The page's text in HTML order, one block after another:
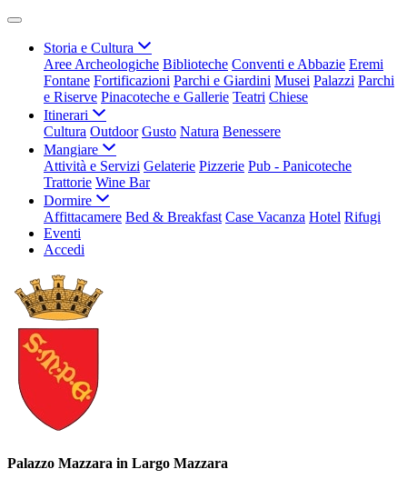
Storia e Cultura
Aree Archeologiche Biblioteche Conventi e Abbazie Eremi
Fontane Fortificazioni Parchi e Giardini Musei Palazzi Parchi
e Riserve Pinacoteche e Gallerie Teatri Chiese
Itinerari
Cultura Outdoor Gusto Natura Benessere
Mangiare
Attività e Servizi Gelaterie Pizzerie Pub - Panicoteche
Trattorie Wine Bar
Dormire
Affittacamere Bed & Breakfast Case Vacanza Hotel Rifugi
Eventi
Accedi
Palazzo Mazzara in Largo Mazzara